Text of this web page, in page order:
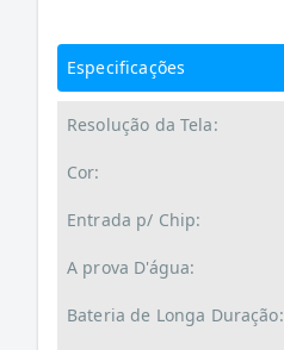
Especificações
Resolução da Tela:
Cor:
Entrada p/ Chip:
A prova D'água:
Bateria de Longa Duração: